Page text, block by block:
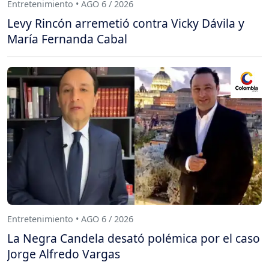
Entretenimiento • AGO 6 / 2026
Levy Rincón arremetió contra Vicky Dávila y
María Fernanda Cabal
Entretenimiento • AGO 6 / 2026
La Negra Candela desató polémica por el caso
Jorge Alfredo Vargas